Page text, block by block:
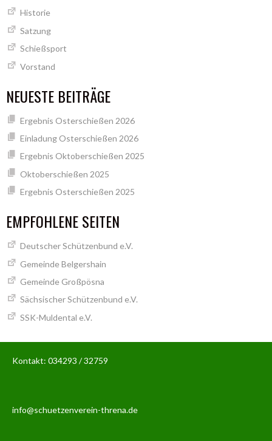
Historie
Satzung
Schießsport
Vorstand
NEUESTE BEITRÄGE
Ergebnis Osterschießen 2026
Einladung Osterschießen 2026
Ergebnis Oktoberschießen 2025
Oktoberschießen 2025
Ergebnis Osterschießen 2025
EMPFOHLENE SEITEN
Deutscher Schützenbund e.V.
Gemeinde Belgershain
Gemeinde Großpösna
Sächsischer Schützenbund e.V.
SSK-Muldental e.V.
Kontakt: 034293 / 32759
info@schuetzenverein-threna.de